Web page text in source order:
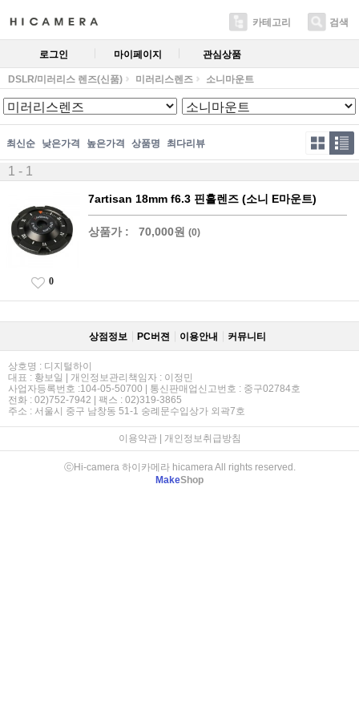
카테고리 검색
로그인 마이페이지 관심상품
DSLR/미러리스 렌즈(신품) 미러리스렌즈 소니마운트
최신순 낮은가격 높은가격 상품명 최다리뷰
1 - 1
7artisan 18mm f6.3 핀홀렌즈 (소니 E마운트)
상품가 : 70,000원 (0)
0
상점정보 PC버젼 이용안내 커뮤니티
상호명 : 디지털하이
대표 : 황보일 | 개인정보관리책임자 : 이정민
사업자등록번호 :104-05-50700 | 통신판매업신고번호 : 중구02784호
전화 : 02)752-7942 | 팩스 : 02)319-3865
주소 : 서울시 중구 남창동 51-1 숭례문수입상가 외곽7호
이용약관| 개인정보취급방침
ⓒHi-camera 하이카메라 hicamera All rights reserved.
MakeShop